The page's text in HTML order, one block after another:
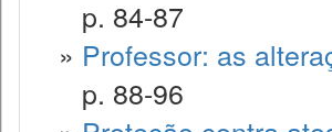
p. 84-87
» Professor: as
p. 88-96